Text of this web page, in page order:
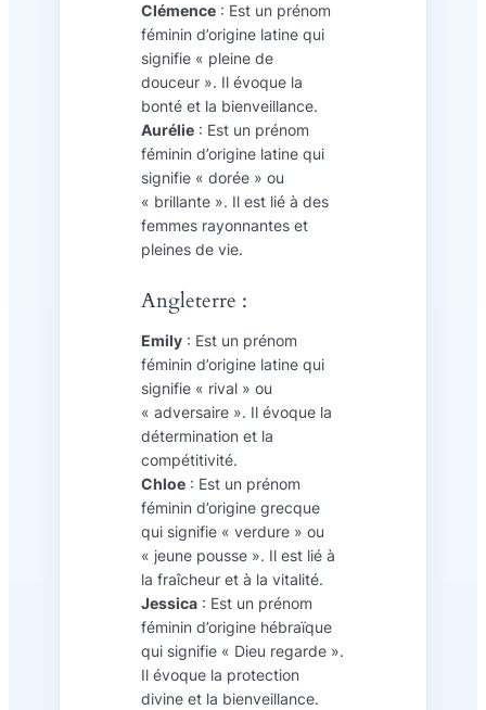
Clémence: Est un prénom
féminin d’origine latine qui
signifie « pleine de
douceur ». Il évoque la
bonté et la bienveillance.
Aurélie: Est un prénom
féminin d’origine latine qui
signifie « dorée » ou
« brillante ». Il est lié à des
femmes rayonnantes et
pleines de vie.
Angleterre :
Emily: Est un prénom
féminin d’origine latine qui
signifie « rival » ou
« adversaire ». Il évoque la
détermination et la
compétitivité.
Chloe: Est un prénom
féminin d’origine grecque
qui signifie « verdure » ou
« jeune pousse ». Il est lié à
la fraîcheur et à la vitalité.
Jessica: Est un prénom
féminin d’origine hébraïque
qui signifie « Dieu regarde ».
Il évoque la protection
divine et la bienveillance.